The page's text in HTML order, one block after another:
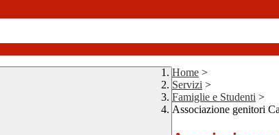
Home >
Servizi >
Famiglie e Studenti >
Associazione genitori